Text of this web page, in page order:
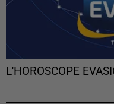
L'HOROSCOPE